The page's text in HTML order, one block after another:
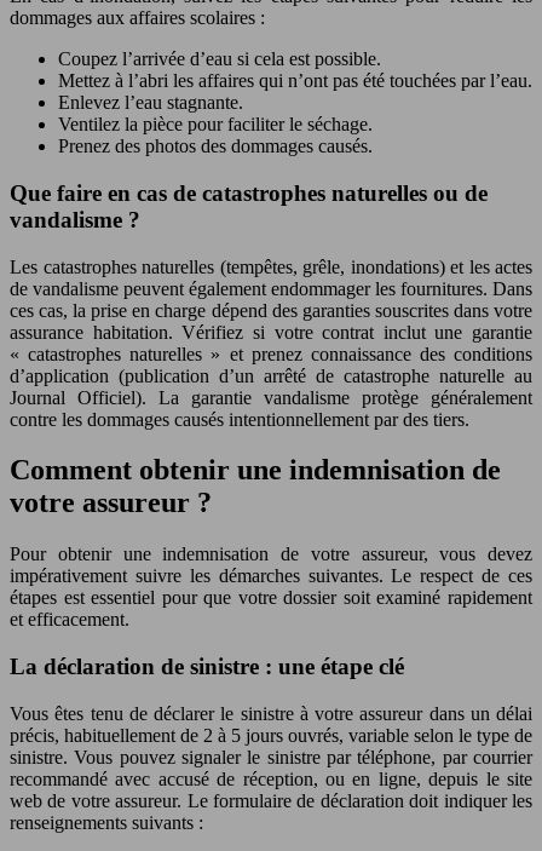
dommages aux affaires scolaires :
Coupez l’arrivée d’eau si cela est possible.
Mettez à l’abri les affaires qui n’ont pas été touchées par l’eau.
Enlevez l’eau stagnante.
Ventilez la pièce pour faciliter le séchage.
Prenez des photos des dommages causés.
Que faire en cas de catastrophes naturelles ou de
vandalisme ?
Les catastrophes naturelles (tempêtes, grêle, inondations) et les actes
de vandalisme peuvent également endommager les fournitures. Dans
ces cas, la prise en charge dépend des garanties souscrites dans votre
assurance habitation. Vérifiez si votre contrat inclut une garantie
« catastrophes naturelles » et prenez connaissance des conditions
d’application (publication d’un arrêté de catastrophe naturelle au
Journal Officiel). La garantie vandalisme protège généralement
contre les dommages causés intentionnellement par des tiers.
Comment obtenir une indemnisation de
votre assureur ?
Pour obtenir une indemnisation de votre assureur, vous devez
impérativement suivre les démarches suivantes. Le respect de ces
étapes est essentiel pour que votre dossier soit examiné rapidement
et efficacement.
La déclaration de sinistre : une étape clé
Vous êtes tenu de déclarer le sinistre à votre assureur dans un délai
précis, habituellement de 2 à 5 jours ouvrés, variable selon le type de
sinistre. Vous pouvez signaler le sinistre par téléphone, par courrier
recommandé avec accusé de réception, ou en ligne, depuis le site
web de votre assureur. Le formulaire de déclaration doit indiquer les
renseignements suivants :